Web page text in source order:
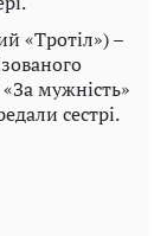
«Тротіл») –
мужність»
сестрі.